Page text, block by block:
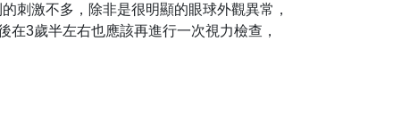
刺激不多，除非是很明顯的眼球外觀異常，
3歲半左右也應該再進行一次視力檢查，